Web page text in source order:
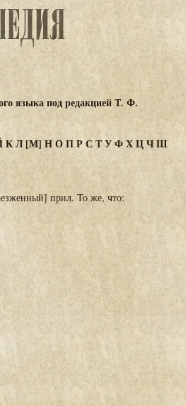
языка под редакцией Т. Ф.
КЛ[М] НОПРС ТУФХЦЧШ
прил. То же, что: